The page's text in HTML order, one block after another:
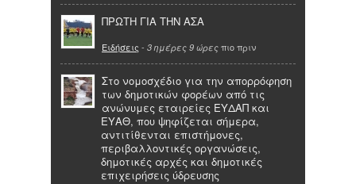
ΠΡΩΤΗ ΓΙΑ ΤΗΝ ΑΣΑ
Ειδήσεις - 3 ημέρες 9 ώρες πιο πριν
Στο νομοσχέδιο για την απορρόφηση
των δημοτικών φορέων από τις
ανώνυμες εταιρείες ΕΥΔΑΠ και
ΕΥΑΘ, που ψηφίζεται σήμερα,
αντιτίθενται επιστήμονες,
περιβαλλοντικές οργανώσεις,
δημοτικές αρχές και δημοτικές
επιχειρήσεις ύδρευσης